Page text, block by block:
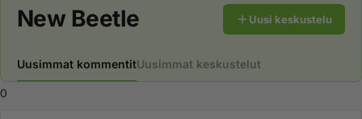
New Beetle Uusi keskustelu
Uusimmat kommentitUusimmat keskustelut
0